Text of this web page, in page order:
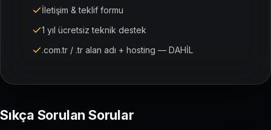
İletişim & teklif formu
1 yıl ücretsiz teknik destek
.com.tr / .tr alan adı + hosting — DAHİL
Sıkça Sorulan Sorular